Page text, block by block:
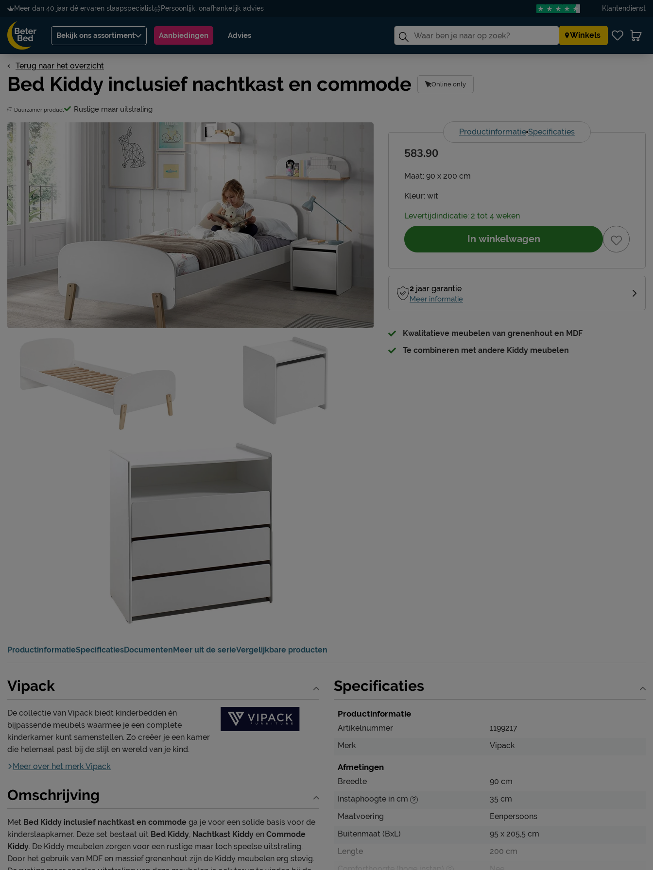
Meer dan 40 jaar dé ervaren slaapspecialist Persoonlijk, onafhankelijk advies Klantendienst
Bekijk ons assortiment Aanbiedingen Advies Winkels
Terug naar het overzicht
Bed Kiddy inclusief nachtkast en commode Online only
Duurzamer product Rustige maar uitstraling
Productinformatie Specificaties
Maat: 90 x 200 cm
Kleur: wit
583.90
Levertijdindicatie: 2 tot 4 weken
In winkelwagen
2 jaar garantie
Meer informatie
Kwalitatieve meubelen van grenenhout en MDF
Te combineren met andere Kiddy meubelen
ProductinformatieSpecificatiesDocumenten Meer uit de serieVergelijkbare producten
Vipack
De collectie van Vipack biedt kinderbedden én
bijpassende meubels waarmee je een complete
kinderkamer kunt samenstellen. Zo creëer je een kamer
die helemaal past bij de stijl en wereld van je kind.
Meer over het merk Vipack
Omschrijving
Met Bed Kiddy inclusief nachtkast en commode ga je voor een solide basis voor de
kinderslaapkamer. Deze set bestaat uit Bed Kiddy, Nachtkast Kiddy en Commode
Kiddy. De Kiddy meubelen zorgen voor een rustige maar toch speelse uitstraling.
Door het gebruik van MDF en massief grenenhout zijn de Kiddy meubelen erg stevig.
Specificaties
Productinformatie
Artikelnummer
1199217
Merk
Vipack
Afmetingen
Breedte
90 cm
Instaphoogte in cm
35 cm
Maatvoering
Eenpersoons
Buitenmaat (BxL)
95 x 205,5 cm
Lengte
200 cm